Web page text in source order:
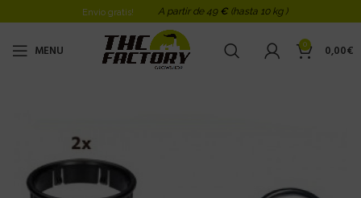
Envio gratis! A partir de 49 € (hasta 10 kg )
MENU 0 0,00€